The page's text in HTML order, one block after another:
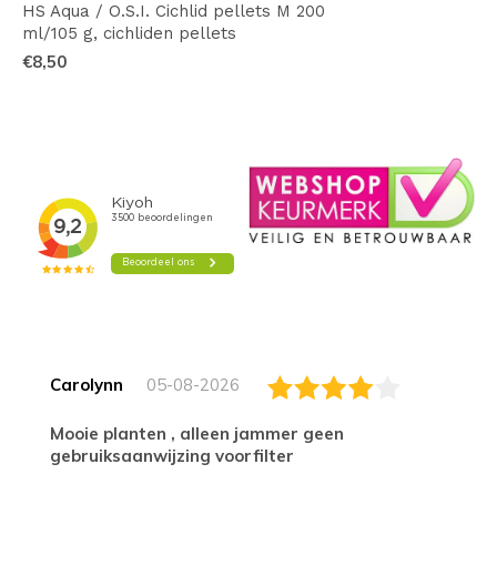
HS Aqua / O.S.I. Cichlid pellets M 200
ml/105 g, cichliden pellets
€8,50
Carolynn 05-08-2026
Mooie planten , alleen jammer geen
gebruiksaanwijzing voorfilter